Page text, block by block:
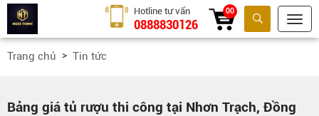
Tìm kiếm
Hotline tư vấn
0888830126
00
Trang chủ Tin tức
Bảng giá tủ rượu thi công tại Nhơn Trạch, Đồng